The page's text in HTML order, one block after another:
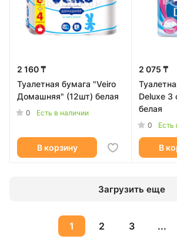
2 160 ₸
Туалетная бумага "Veiro
Домашняя" (12шт) белая
0 Есть в наличии
В корзину
2 075 ₸
Deluxe 3
белая
0 Есть
В
Загрузить еще
1 2 3 ...